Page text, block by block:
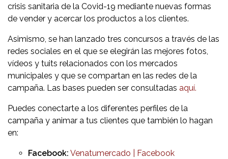
crisis sanitaria de la Covid-19 mediante nuevas formas
de vender y acercar los productos a los clientes.
Asimismo, se han lanzado tres concursos a través de las
redes sociales en el que se elegirán las mejores fotos,
vídeos y tuits relacionados con los mercados
municipales y que se compartan en las redes de la
campaña. Las bases pueden ser consultadas aquí.
Puedes conectarte a los diferentes perfiles de la
campaña y animar a tus clientes que también lo hagan
en:
Facebook: Venatumercado | Facebook